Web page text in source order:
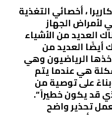
، أخصائي التغذية
لأمراض الجهاز
العديد من الأشياء
أيضًا العديد من
الرياضيون وهي
هي عندما يتم
على توصية من
قد يكون خطيراً “.
تحذير واضح